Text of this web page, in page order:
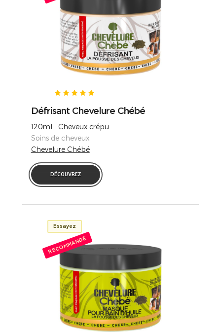
Défrisant Chevelure Chébé
120ml Cheveux crépu
Soins de cheveux
Chevelure Chébé
DÉCOUVREZ
Essayez
RECOMMANDÉ